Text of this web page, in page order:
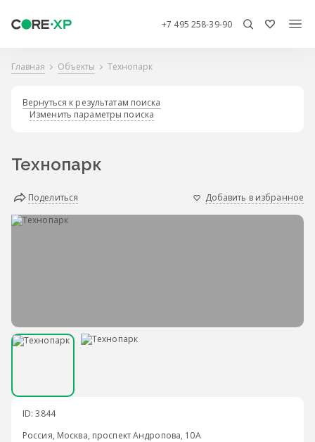
+7 495 258-39-90
Главная Объекты Технопарк
Вернуться к результатам поиска
Изменить параметры поиска
Технопарк
Поделиться Добавить в избранное
ID: 3844
Россия, Москва, проспект Андропова, 10А